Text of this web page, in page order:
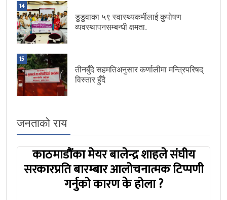
14
डुडुवाका ५९ स्वास्थ्यकर्मीलाई कुपोषण
व्यवस्थापनसम्बन्धी क्षमता.
15
तीनबुँदे सहमतिअनुसार कर्णालीमा मन्त्रिपरिषद्
विस्तार हुँदै
जनताको राय
काठमाडौंका मेयर बालेन्द्र शाहले संघीय
सरकारप्रति बारम्बार आलोचनात्मक टिप्पणी
गर्नुको कारण के होला ?